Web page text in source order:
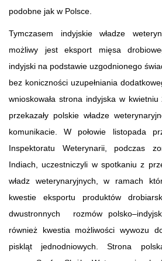
podobne jak w Polsce.
Tymczasem indyjskie władze
możliwy jest eksport mięsa
indyjski na podstawie uzgodnionego
bez koniczności uzupełniania
wnioskowała strona indyjska w
przekazały polskie władze
komunikacie. W połowie listopada
Inspektoratu Weterynarii, podczas
Indiach, uczestniczyli w spotkaniu z
władz weterynaryjnych, w ramach
kwestie eksportu produktów
dwustronnych rozmów
również kwestia możliwości wywozu
piskląt jednodniowych. Strona